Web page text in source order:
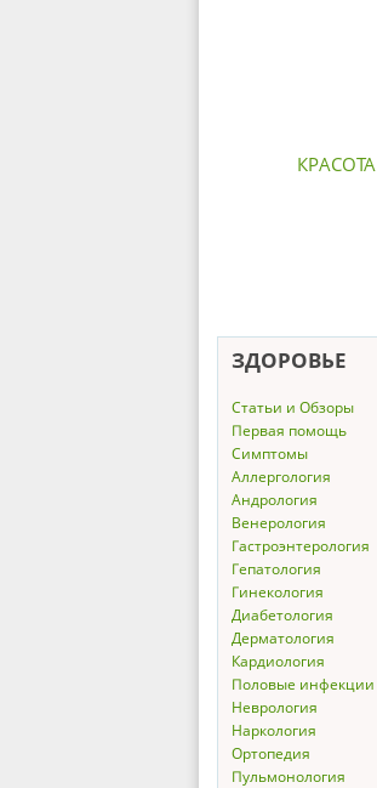
КРАСОТА
ЗДОРОВЬЕ
Статьи и Обзоры
Первая помощь
Симптомы
Аллергология
Андрология
Венерология
Гастроэнтерология
Гепатология
Гинекология
Диабетология
Дерматология
Кардиология
Половые инфекции
Неврология
Наркология
Ортопедия
Пульмонология